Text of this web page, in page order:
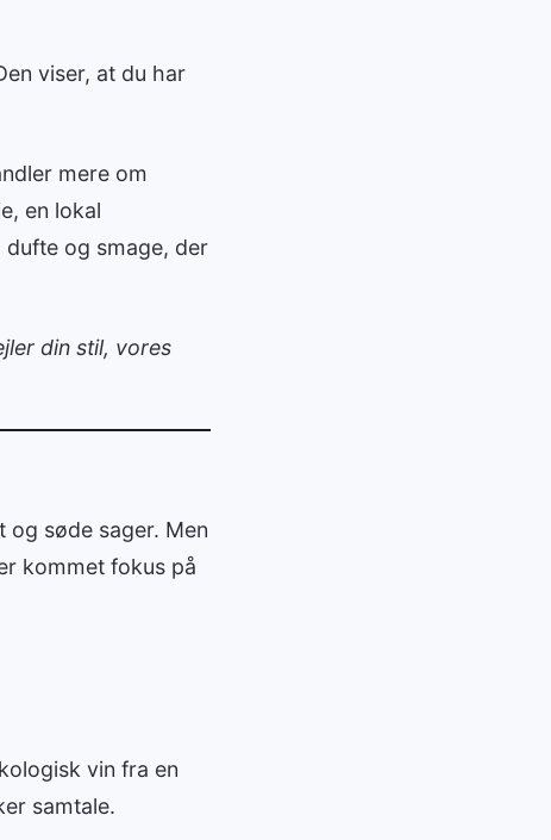
viser, at du har
mere om
en lokal
dufte og smage, der
din stil, vores
søde sager. Men
kommet fokus på
vin fra en
samtale.